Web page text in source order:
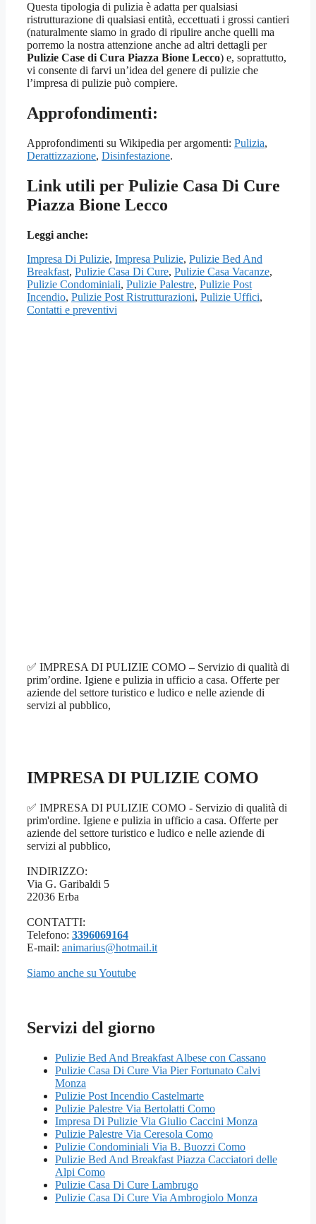
Questa tipologia di pulizia è adatta per qualsiasi
ristrutturazione di qualsiasi entità, eccettuati i grossi cantieri
(naturalmente siamo in grado di ripulire anche quelli ma
porremo la nostra attenzione anche ad altri dettagli per
Pulizie Case di Cura Piazza Bione Lecco) e, soprattutto,
vi consente di farvi un’idea del genere di pulizie che
l’impresa di pulizie può compiere.
Approfondimenti:
Approfondimenti su Wikipedia per argomenti: Pulizia,
Derattizzazione, Disinfestazione.
Link utili per Pulizie Casa Di Cure
Piazza Bione Lecco
Leggi anche:
Impresa Di Pulizie, Impresa Pulizie, Pulizie Bed And
Breakfast, Pulizie Casa Di Cure, Pulizie Casa Vacanze,
Pulizie Condominiali, Pulizie Palestre, Pulizie Post
Incendio, Pulizie Post Ristrutturazioni, Pulizie Uffici,
Contatti e preventivi
✅ IMPRESA DI PULIZIE COMO – Servizio di qualità di
prim’ordine. Igiene e pulizia in ufficio a casa. Offerte per
aziende del settore turistico e ludico e nelle aziende di
servizi al pubblico,
IMPRESA DI PULIZIE COMO
✅ IMPRESA DI PULIZIE COMO - Servizio di qualità di
prim'ordine. Igiene e pulizia in ufficio a casa. Offerte per
aziende del settore turistico e ludico e nelle aziende di
servizi al pubblico,
INDIRIZZO:
Via G. Garibaldi 5
22036 Erba
CONTATTI:
Telefono: 3396069164
E-mail: animarius@hotmail.it
Siamo anche su Youtube
Servizi del giorno
Pulizie Bed And Breakfast Albese con Cassano
Pulizie Casa Di Cure Via Pier Fortunato Calvi
Monza
Pulizie Post Incendio Castelmarte
Pulizie Palestre Via Bertolatti Como
Impresa Di Pulizie Via Giulio Caccini Monza
Pulizie Palestre Via Ceresola Como
Pulizie Condominiali Via B. Buozzi Como
Pulizie Bed And Breakfast Piazza Cacciatori delle
Alpi Como
Pulizie Casa Di Cure Lambrugo
Pulizie Casa Di Cure Via Ambrogiolo Monza